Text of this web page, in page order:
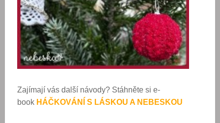
Zajímají vás další návody? Stáhněte si e-
book HÁČKOVÁNÍ S LÁSKOU A NEBESKOU